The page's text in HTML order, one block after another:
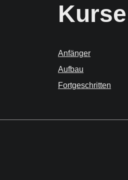
Kurse
Anfänger
Aufbau
Fortgeschritten